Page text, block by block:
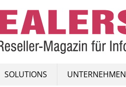
SOLUTIONS UNTERNEHMEN